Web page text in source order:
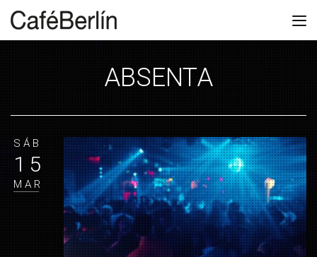
ABSENTA
SÁB
15
MAR